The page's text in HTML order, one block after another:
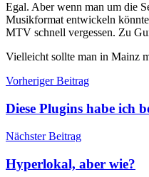
Egal. Aber wenn man um die
Musikformat entwickeln
MTV schnell vergessen. Zu
Vielleicht sollte man in Mainz
Beitragsnavigation
Vorheriger Beitrag
Diese Plugins habe ich
Nächster Beitrag
Hyperlokal, aber wie?